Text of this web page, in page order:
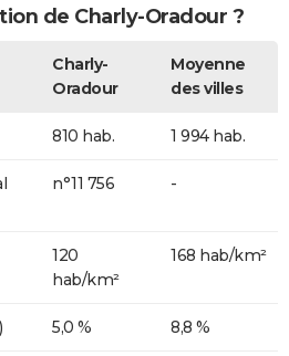
de Charly-Oradour ?
Charly-
Oradour
Moyenne
des villes
810 hab. 1 994 hab.
n°11 756 -
120
hab/km²
168 hab/km²
5,0 % 8,8 %